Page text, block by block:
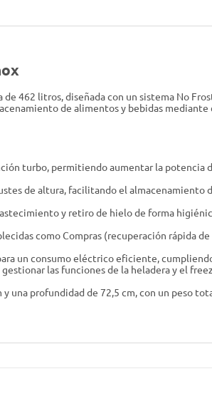
462 litros, diseñada con un sistema No
de alimentos y bebidas
turbo, permitiendo aumentar la potencia
de altura, facilitando el
y retiro de hielo de forma
como Compras (recuperación rápida
un consumo eléctrico eficiente,
las funciones de la heladera y el
y una profundidad de 72,5 cm, con un peso